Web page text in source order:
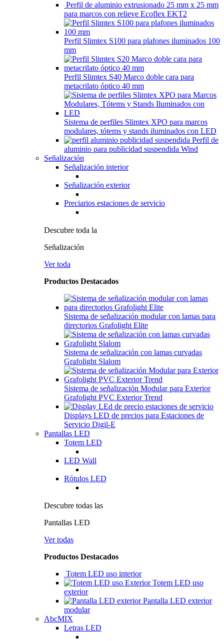
Perfil de aluminio extrusionado 25 mm x 25 mm
para marcos con relieve Ecoflex EKT2
Perfil Slimtex S100 para plafones iluminados 100
mm
Perfil Slimtex S40 Marco doble cara para
metacrilato óptico 40 mm
Sistema de perfiles Slimtex XPO para marcos
modulares, tótems y stands iluminados con LED
Perfil de
aluminio para publicidad suspendida Wind
Señalización
Señalización interior
Señalización exterior
Preciarios estaciones de servicio
Descubre toda la
Señalización
Ver toda
Productos Destacados
Sistema de señalización modular con lamas para
directorios Grafolight Elite
Sistema de señalización con lamas curvadas
Grafolight Slalom
Sistema de señalización Modular para Exterior
Grafolight PVC Exterior Trend
Displays LED de precios para Estaciones de
Servicio Digil-E
Pantallas LED
Totem LED
LED Wall
Rótulos LED
Descubre todas las
Pantallas LED
Ver todas
Productos Destacados
Totem LED uso interior
Totem LED uso
exterior
Pantalla LED exterior
modular
AbcMIX
Letras LED